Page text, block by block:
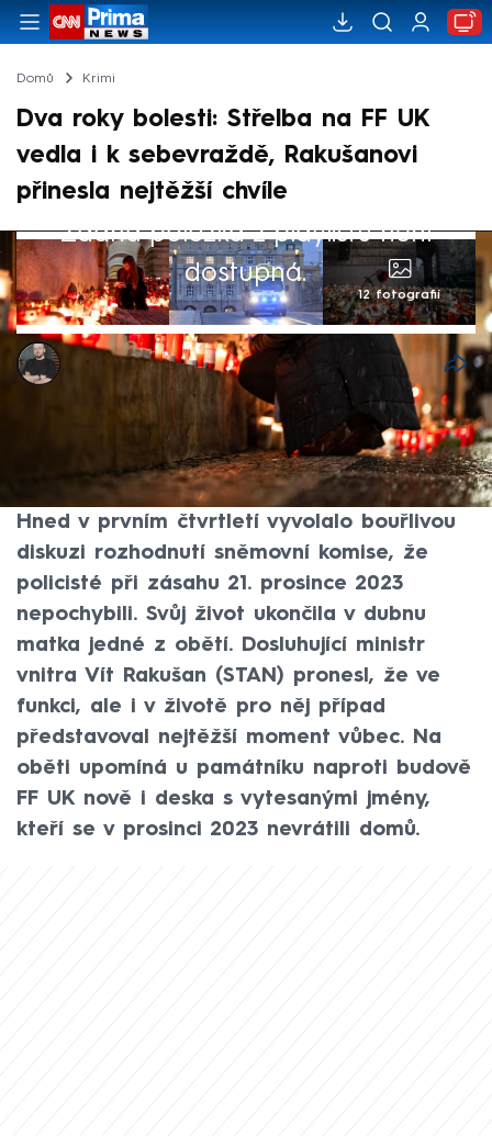
Domů Krimi
Dva roky bolesti: Střelba na FF UK
vedla i k sebevraždě, Rakušanovi
přinesla nejtěžší chvíle
Žádná položka z playlistu není
dostupná.
12 fotografií
Marek Pausz
21. pro 2025, 05:44
Tragický případ střelby na Filozofické
fakultě Univerzity Karlovy rezonoval ve
veřejném prostoru i během tohoto roku.
Hned v prvním čtvrtletí vyvolalo bouřlivou
diskuzi rozhodnutí sněmovní komise, že
policisté při zásahu 21. prosince 2023
nepochybili. Svůj život ukončila v dubnu
matka jedné z obětí. Dosluhující ministr
vnitra Vít Rakušan (STAN) pronesl, že ve
funkci, ale i v životě pro něj případ
představoval nejtěžší moment vůbec. Na
oběti upomíná u památníku naproti budově
FF UK nově i deska s vytesanými jmény,
kteří se v prosinci 2023 nevrátili domů.